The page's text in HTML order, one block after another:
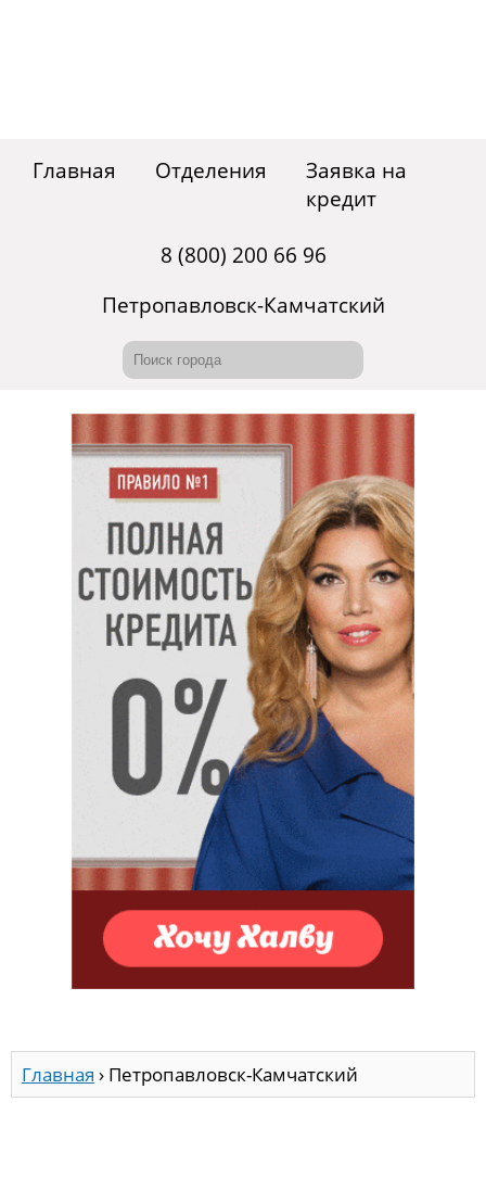
Главная Отделения
Заявка на
кредит
8 (800) 200 66 96
Петропавловск-Камчатский
Главная › Петропавловск-Камчатский